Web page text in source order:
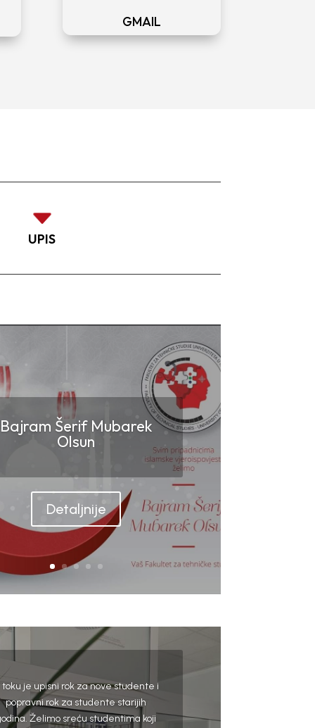
GMAIL
C
UPIS
Bajram Šerif Mubarek
Olsun
Detaljnije
toku je upisni rok za nove studente i
popravni rok za studente starijih
Želimo sreću studentima koji